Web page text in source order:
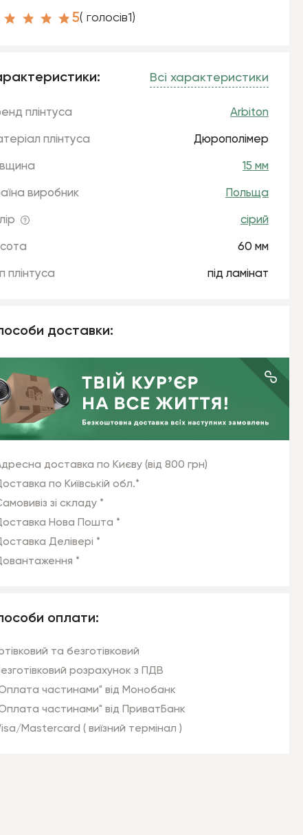
5( голосів1)
Всі характеристики
плінтуса Arbiton
плінтуса Дюрополімер
15 мм
виробник Польща
сірий
60 мм
плінтуса під ламінат
доставки:
доставка по Києву (від 800 грн)
по Київській обл.*
зі складу *
Нова Пошта *
Делівері *
*
оплати:
та безготівковий
розрахунок з ПДВ
частинами" від Монобанк
частинами" від ПриватБанк
Mastercard ( виїзний термінал )